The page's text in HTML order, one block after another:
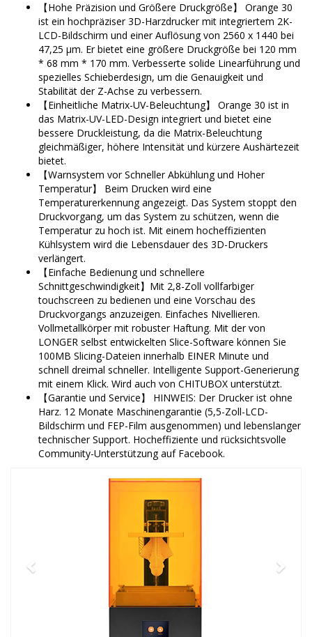
【Hohe Präzision und Größere Druckgröße】 Orange 30
ist ein hochpräziser 3D-Harzdrucker mit integriertem 2K-
LCD-Bildschirm und einer Auflösung von 2560 x 1440 bei
47,25 µm. Er bietet eine größere Druckgröße bei 120 mm
* 68 mm * 170 mm. Verbesserte solide Linearführung und
spezielles Schieberdesign, um die Genauigkeit und
Stabilität der Z-Achse zu verbessern.
【Einheitliche Matrix-UV-Beleuchtung】 Orange 30 ist in
das Matrix-UV-LED-Design integriert und bietet eine
bessere Druckleistung, da die Matrix-Beleuchtung
gleichmäßiger, höhere Intensität und kürzere Aushärtezeit
bietet.
【Warnsystem vor Schneller Abkühlung und Hoher
Temperatur】 Beim Drucken wird eine
Temperaturerkennung angezeigt. Das System stoppt den
Druckvorgang, um das System zu schützen, wenn die
Temperatur zu hoch ist. Mit einem hocheffizienten
Kühlsystem wird die Lebensdauer des 3D-Druckers
verlängert.
【Einfache Bedienung und schnellere
Schnittgeschwindigkeit】Mit 2,8-Zoll vollfarbiger
touchscreen zu bedienen und eine Vorschau des
Druckvorgangs anzuzeigen. Einfaches Nivellieren.
Vollmetallkörper mit robuster Haftung. Mit der von
LONGER selbst entwickelten Slice-Software können Sie
100MB Slicing-Dateien innerhalb EINER Minute und
schnell dreimal schneller. Intelligente Support-Generierung
mit einem Klick. Wird auch von CHITUBOX unterstützt.
【Garantie und Service】 HINWEIS: Der Drucker ist ohne
Harz. 12 Monate Maschinengarantie (5,5-Zoll-LCD-
Bildschirm und FEP-Film ausgenommen) und lebenslanger
technischer Support. Hocheffiziente und rücksichtsvolle
Community-Unterstützung auf Facebook.